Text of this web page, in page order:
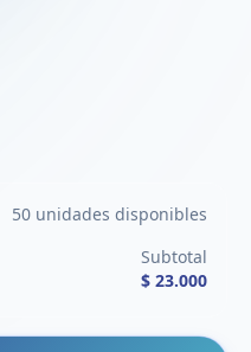
50 unidades disponibles
Subtotal
$ 23.000